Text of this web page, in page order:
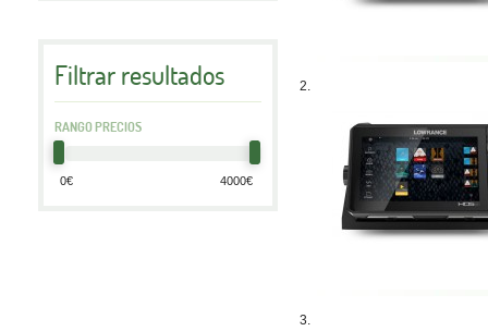
Filtrar resultados
RANGO PRECIOS
2.
3.